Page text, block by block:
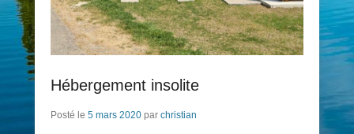
Hébergement insolite
Posté le 5 mars 2020 par christian